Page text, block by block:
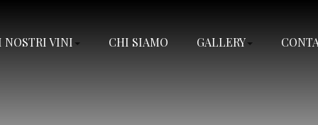
NOSTRI VINI CHI SIAMO GALLERY